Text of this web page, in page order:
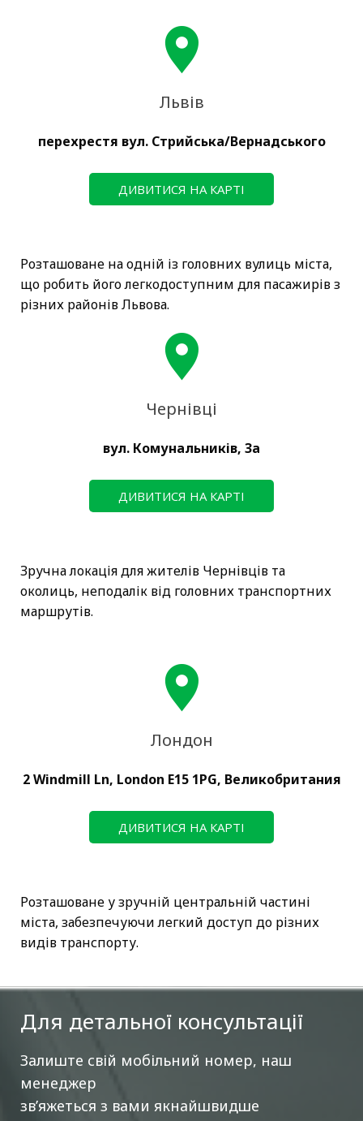
Львів
перехрестя вул. Стрийська/Вернадського
ДИВИТИСЯ НА КАРТІ
Розташоване на одній із головних вулиць міста,
що робить його легкодоступним для пасажирів з
різних районів Львова.
Чернівці
вул. Комунальників, 3а
ДИВИТИСЯ НА КАРТІ
Зручна локація для жителів Чернівців та
околиць, неподалік від головних транспортних
маршрутів.
Лондон
2 Windmill Ln, London E15 1PG, Великобритания
ДИВИТИСЯ НА КАРТІ
Розташоване у зручній центральній частині
міста, забезпечуючи легкий доступ до різних
видів транспорту.
Для детальної консультації
Залиште свій мобільний номер, наш
менеджер
зв’яжеться з вами якнайшвидше